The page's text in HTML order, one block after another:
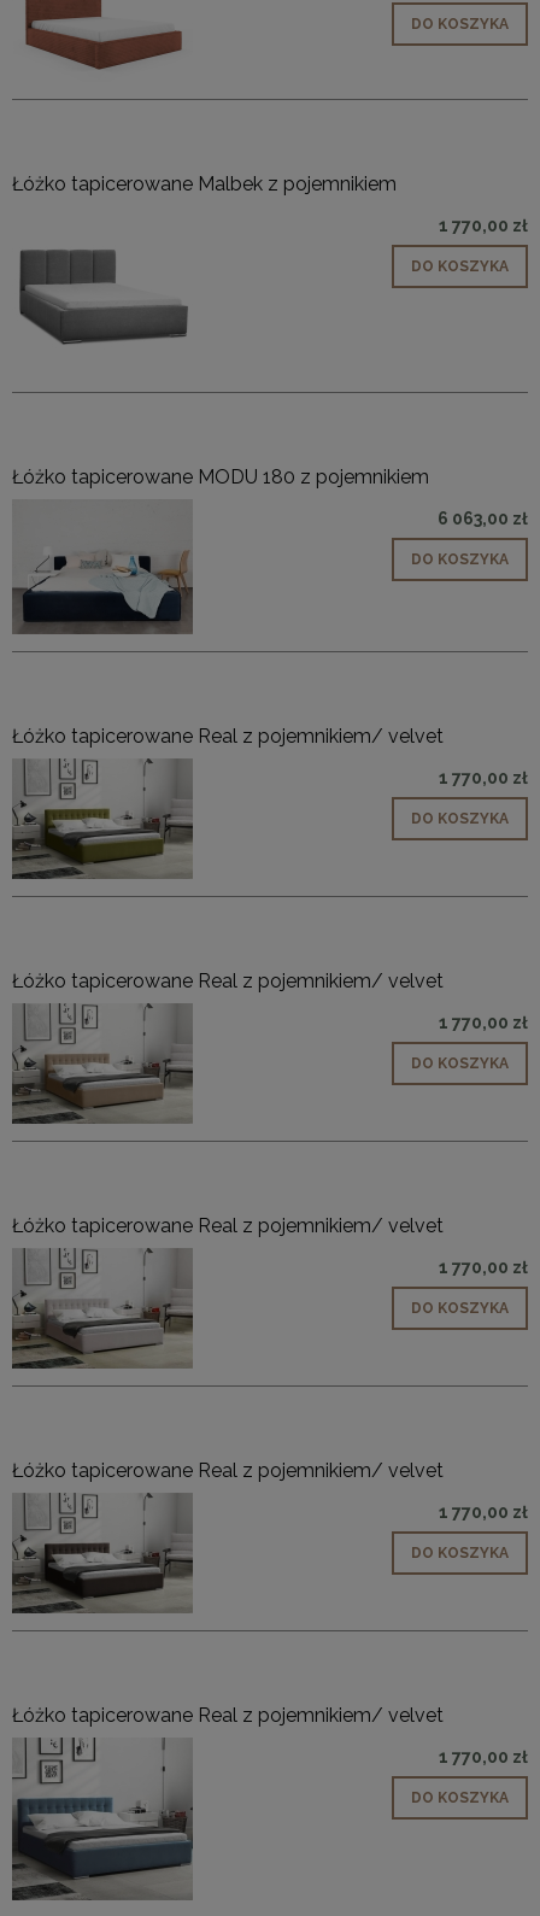
DO KOSZYKA
Łóżko tapicerowane Malbek z pojemnikiem
1 770,00 zł
DO KOSZYKA
Łóżko tapicerowane MODU 180 z pojemnikiem
6 063,00 zł
DO KOSZYKA
Łóżko tapicerowane Real z pojemnikiem/ velvet
1 770,00 zł
DO KOSZYKA
Łóżko tapicerowane Real z pojemnikiem/ velvet
1 770,00 zł
DO KOSZYKA
Łóżko tapicerowane Real z pojemnikiem/ velvet
1 770,00 zł
DO KOSZYKA
Łóżko tapicerowane Real z pojemnikiem/ velvet
1 770,00 zł
DO KOSZYKA
Łóżko tapicerowane Real z pojemnikiem/ velvet
1 770,00 zł
DO KOSZYKA